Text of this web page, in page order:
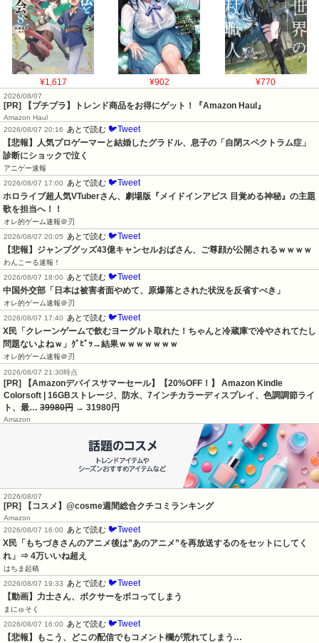
¥1,617 ¥902 ¥770
2026/08/07
[PR] 【プチプラ】トレンド商品をお得にゲット！『Amazon Haul』
Amazon Haul
2026/08/07 20:16
あとで読む 🐦Tweet
【悲報】人気プロゲーマーと結婚したグラドル、息子の「自閉スペクトラム症」
診断にショックで泣く
アニゲー速報
2026/08/07 17:00
あとで読む 🐦Tweet
ホロライブ超人気VTuberさん、劇場版『メイドインアビス 目覚める神秘』の主題
歌を担当へ！！
オレ的ゲーム速報＠刃
2026/08/07 20:05
あとで読む 🐦Tweet
【悲報】ジャンプグッズ43億キャンセルおばさん、ご尊顔が公開されるｗｗｗｗ
わんこーる速報！
2026/08/07 18:00
あとで読む 🐦Tweet
中国外交部「日本は被害者面やめて、原爆落とされた状況を反省すべき」
オレ的ゲーム速報＠刃
2026/08/07 17:40
あとで読む 🐦Tweet
X民「クレーンゲームで飲むヨーグルト取れた！ちゃんと冷蔵庫で冷やされてたし
問題ないよねｗ」ｸﾞﾋﾞｯ→結果ｗｗｗｗｗｗｗ
オレ的ゲーム速報＠刃
2026/08/07 21:30時点
[PR] 【Amazonデバイスサマーセール】【20%OFF！】 Amazon Kindle
Colorsoft | 16GBストレージ、防水、7インチカラーディスプレイ、色調調節ライ
ト、最… 39980円 → 31980円
Amazon
2026/08/07
[PR] 【コスメ】@cosme週間総合クチコミランキング
Amazon
2026/08/07 16:00
あとで読む 🐦Tweet
X民「もちづきさんのアニメ後は”あのアニメ”を再放送するのをセットにしてく
れ」⇒ 4万いいね超え
はちま起稿
2026/08/07 19:33
あとで読む 🐦Tweet
【動画】力士さん、ボクサーをボコってしまう
まにゅそく
2026/08/07 16:00
あとで読む 🐦Tweet
【悲報】もこう、どこの配信でもコメント欄が荒れてしまう…